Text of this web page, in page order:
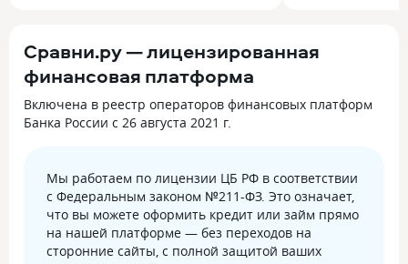
Сравни.ру — лицензированная
финансовая платформа
Включена в реестр операторов финансовых платформ
Банка России с 26 августа 2021 г.
Мы работаем по лицензии ЦБ РФ в соответствии
с Федеральным законом №211-ФЗ. Это означает,
что вы можете оформить кредит или займ прямо
на нашей платформе — без переходов на
сторонние сайты, с полной защитой ваших